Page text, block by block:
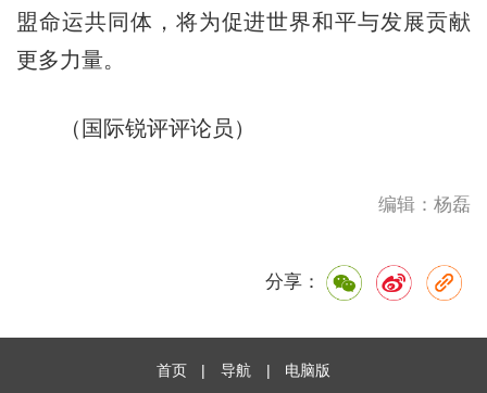
盟命运共同体，将为促进世界和平与发展贡献
更多力量。
（国际锐评评论员）
编辑：杨磊
分享：
首页 | 导航 |
电脑版